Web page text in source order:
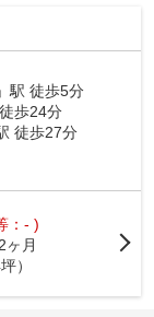
」駅 徒歩5分
歩24分
徒歩27分
：- )
2ヶ月
）